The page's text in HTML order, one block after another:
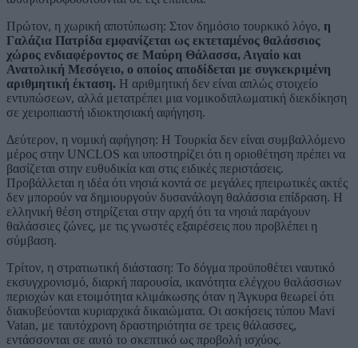
Πρώτον, η χωρική αποτύπωση: Στον δημόσιο τουρκικό λόγο, η
Γαλάζια Πατρίδα εμφανίζεται ως εκτεταμένος θαλάσσιος
χώρος ενδιαφέροντος σε Μαύρη Θάλασσα, Αιγαίο και
Ανατολική Μεσόγειο, ο οποίος αποδίδεται με συγκεκριμένη
αριθμητική έκταση. Η αριθμητική δεν είναι απλώς στοιχείο
εντυπώσεων, αλλά μετατρέπει μια νομικοδιπλωματική διεκδίκηση
σε χειροπιαστή ιδιοκτησιακή αφήγηση.
Δεύτερον, η νομική αφήγηση: Η Τουρκία δεν είναι συμβαλλόμενο
μέρος στην UNCLOS και υποστηρίζει ότι η οριοθέτηση πρέπει να
βασίζεται στην ευθυδικία και στις ειδικές περιστάσεις.
Προβάλλεται η ιδέα ότι νησιά κοντά σε μεγάλες ηπειρωτικές ακτές
δεν μπορούν να δημιουργούν δυσανάλογη θαλάσσια επίδραση. Η
ελληνική θέση στηρίζεται στην αρχή ότι τα νησιά παράγουν
θαλάσσιες ζώνες, με τις γνωστές εξαιρέσεις που προβλέπει η
σύμβαση.
Τρίτον, η στρατιωτική διάσταση: Το δόγμα προϋποθέτει ναυτικό
εκσυγχρονισμό, διαρκή παρουσία, ικανότητα ελέγχου θαλάσσιων
περιοχών και ετοιμότητα κλιμάκωσης όταν η Άγκυρα θεωρεί ότι
διακυβεύονται κυριαρχικά δικαιώματα. Οι ασκήσεις τύπου Mavi
Vatan, με ταυτόχρονη δραστηριότητα σε τρεις θάλασσες,
εντάσσονται σε αυτό το σκεπτικό ως προβολή ισχύος.